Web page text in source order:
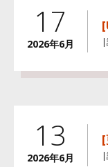
17
2026年6月 |
13
2026年6月
[
|